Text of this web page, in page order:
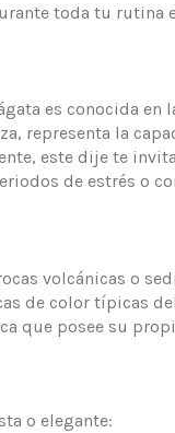
toda tu rutina
es conocida en
representa la
este dije te
de estrés o
volcánicas o
de color típicas
que posee su
o elegante: